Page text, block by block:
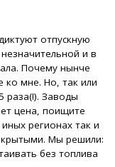
отпускную
и в
Почему нынче
ко мне. Но, так или
раза(!). Заводы
цена, поищите
регионах так и
Мы решили:
без топлива